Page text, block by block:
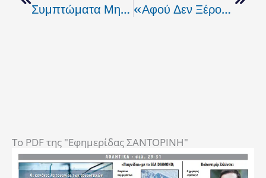
Συμπτώματα Μηνιγίτιδας Παράγοντες Και Αντιμετώπισή Της «Αφού Δεν Ξέρουν Τι Ψηφίζουν Απορώ Πως Θέλουν Να Κυβερνήσουν»
To PDF της "Εφημερίδας ΣΑΝΤΟΡΙΝΗ"